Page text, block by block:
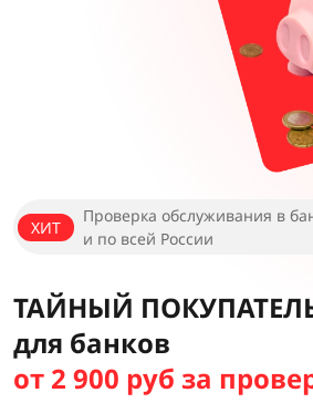
ХИТ
Проверка обслуживания в
и по всей России
ТАЙНЫЙ
для банков
от 2 900 руб за